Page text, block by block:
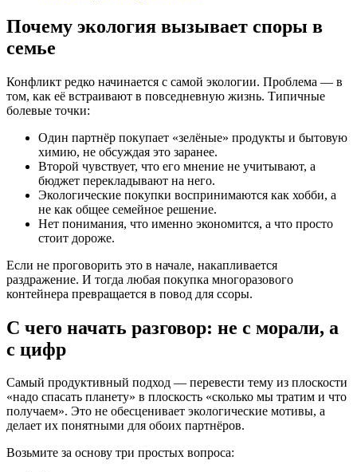
Почему экология вызывает споры в
семье
Конфликт редко начинается с самой экологии. Проблема — в
том, как её встраивают в повседневную жизнь. Типичные
болевые точки:
Один партнёр покупает «зелёные» продукты и бытовую
химию, не обсуждая это заранее.
Второй чувствует, что его мнение не учитывают, а
бюджет перекладывают на него.
Экологические покупки воспринимаются как хобби, а
не как общее семейное решение.
Нет понимания, что именно экономится, а что просто
стоит дороже.
Если не проговорить это в начале, накапливается
раздражение. И тогда любая покупка многоразового
контейнера превращается в повод для ссоры.
С чего начать разговор: не с морали, а
с цифр
Самый продуктивный подход — перевести тему из плоскости
«надо спасать планету» в плоскость «сколько мы тратим и что
получаем». Это не обесценивает экологические мотивы, а
делает их понятными для обоих партнёров.
Возьмите за основу три простых вопроса: